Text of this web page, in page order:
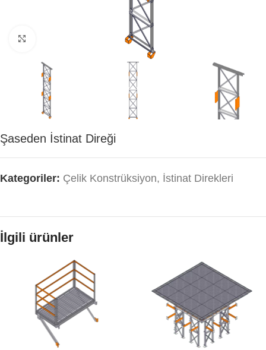
Şaseden İstinat Direği
Kategoriler: Çelik Konstrüksiyon, İstinat Direkleri
İlgili ürünler